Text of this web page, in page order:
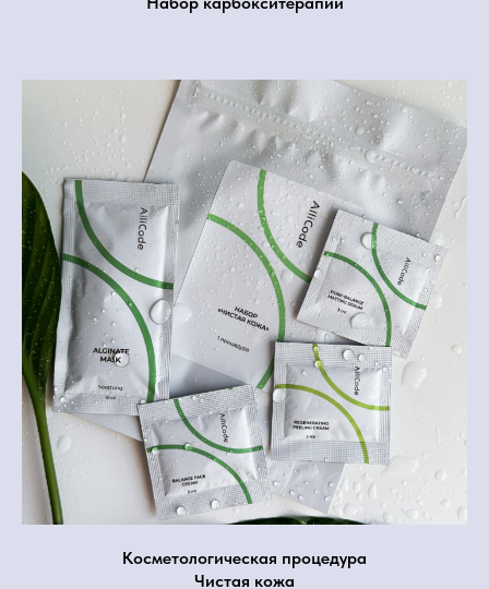
Косметологическая процедура
Чистая кожа